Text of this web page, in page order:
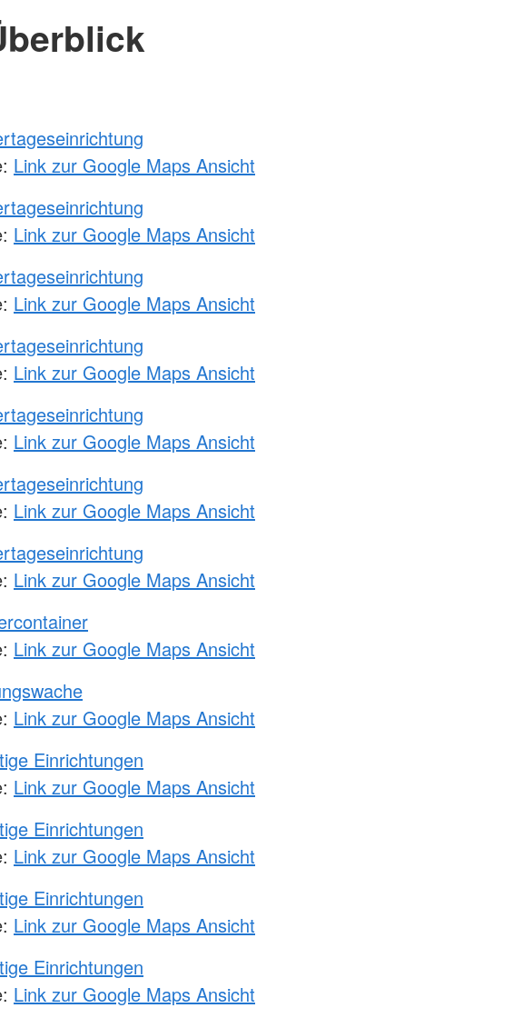
Link zur Google Maps Ansicht
Link zur Google Maps Ansicht
Link zur Google Maps Ansicht
Link zur Google Maps Ansicht
Link zur Google Maps Ansicht
Link zur Google Maps Ansicht
Link zur Google Maps Ansicht
Link zur Google Maps Ansicht
Link zur Google Maps Ansicht
Einrichtungen
Link zur Google Maps Ansicht
Einrichtungen
Link zur Google Maps Ansicht
Einrichtungen
Link zur Google Maps Ansicht
Einrichtungen
Link zur Google Maps Ansicht